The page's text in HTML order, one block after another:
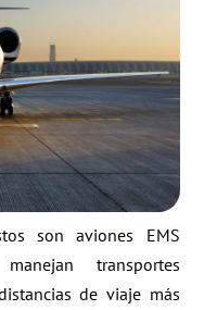
son aviones EMS
transportes
de viaje más